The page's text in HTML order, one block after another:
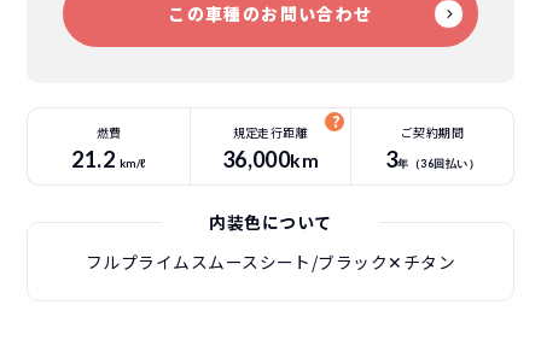
この車種のお問い合わせ
燃費
21.2 km/ℓ
規定走行距離
36,000km
ご契約期間
3年（36回払い）
内装色について
フルプライムスムースシート/ブラック✕チタン